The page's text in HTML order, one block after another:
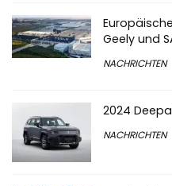
Geely und
NACHRICHTEN
2024
NACHRICHTEN